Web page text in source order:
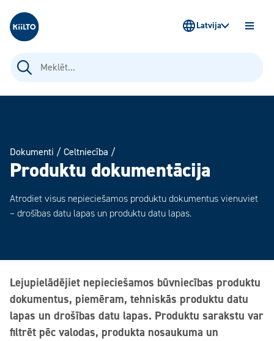
Kiilto Latvija
Meklēt:
Latvija
Dokumenti / Celtniecība /
Produktu dokumentācija
Atrodiet visus nepieciešamos produktu dokumentus vienuviet
– drošības datu lapas un produktu datu lapas.
Lejupielādējiet nepieciešamos būvniecības produktu
dokumentus, piemēram, tehniskās produktu datu
lapas un drošības datu lapas. Produktu sarakstu var
filtrēt pēc valodas, produkta nosaukuma un